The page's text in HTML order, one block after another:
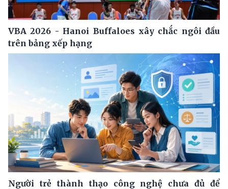
VBA 2026 - Hanoi Buffaloes xây chắc ngôi đầu
trên bảng xếp hạng
Người trẻ thành thạo công nghệ chưa đủ để